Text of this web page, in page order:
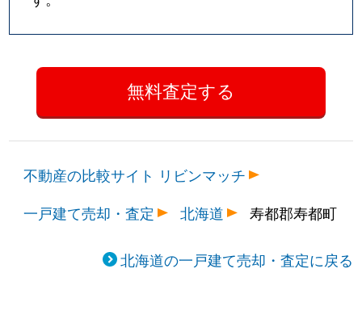
不動産の比較サイト リビンマッチ
一戸建て売却・査定
北海道 寿都郡寿都町
北海道の一戸建て売却・査定に戻る